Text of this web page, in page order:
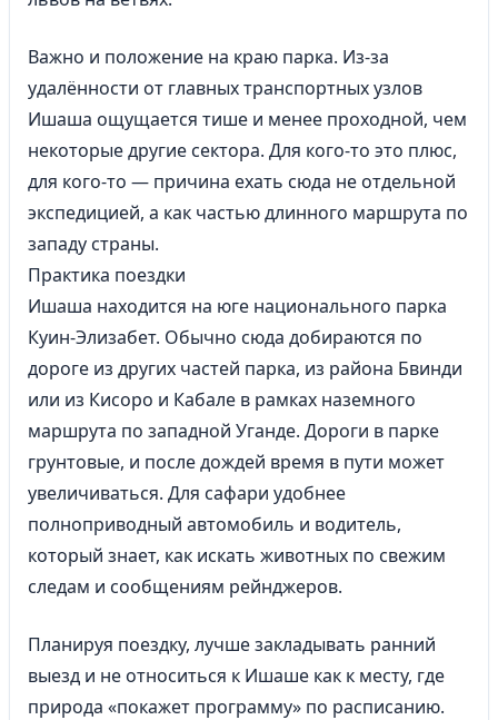
Важно и положение на краю парка. Из-за
удалённости от главных транспортных узлов
Ишаша ощущается тише и менее проходной, чем
некоторые другие сектора. Для кого-то это плюс,
для кого-то — причина ехать сюда не отдельной
экспедицией, а как частью длинного маршрута по
западу страны.
Практика поездки
Ишаша находится на юге национального парка
Куин-Элизабет. Обычно сюда добираются по
дороге из других частей парка, из района Бвинди
или из Кисоро и Кабале в рамках наземного
маршрута по западной Уганде. Дороги в парке
грунтовые, и после дождей время в пути может
увеличиваться. Для сафари удобнее
полноприводный автомобиль и водитель,
который знает, как искать животных по свежим
следам и сообщениям рейнджеров.
Планируя поездку, лучше закладывать ранний
выезд и не относиться к Ишаше как к месту, где
природа «покажет программу» по расписанию.